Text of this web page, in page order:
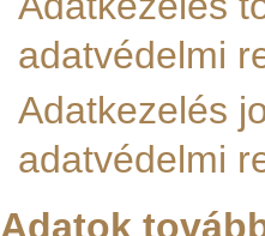
adatvédelmi
Adatkezelés
adatvédelmi
Adatok